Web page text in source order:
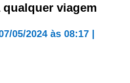
viagem
05/2024 às 08:17|